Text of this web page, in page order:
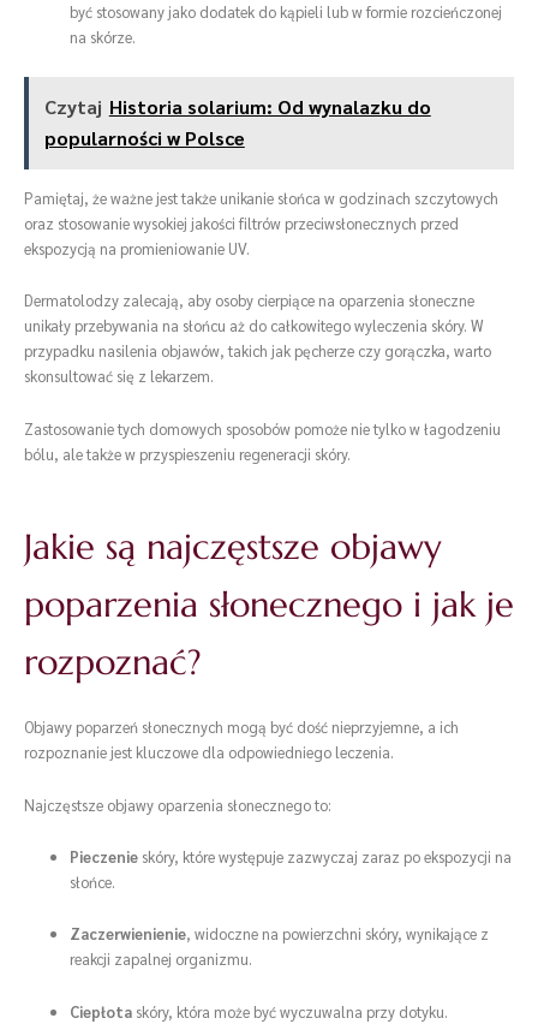
być stosowany jako dodatek do kąpieli lub w formie rozcieńczonej
na skórze.
Czytaj Historia solarium: Od wynalazku do
popularności w Polsce
Pamiętaj, że ważne jest także unikanie słońca w godzinach szczytowych
oraz stosowanie wysokiej jakości filtrów przeciwsłonecznych przed
ekspozycją na promieniowanie UV.
Dermatolodzy zalecają, aby osoby cierpiące na oparzenia słoneczne
unikały przebywania na słońcu aż do całkowitego wyleczenia skóry. W
przypadku nasilenia objawów, takich jak pęcherze czy gorączka, warto
skonsultować się z lekarzem.
Zastosowanie tych domowych sposobów pomoże nie tylko w łagodzeniu
bólu, ale także w przyspieszeniu regeneracji skóry.
Jakie są najczęstsze objawy
poparzenia słonecznego i jak je
rozpoznać?
Objawy poparzeń słonecznych mogą być dość nieprzyjemne, a ich
rozpoznanie jest kluczowe dla odpowiedniego leczenia.
Najczęstsze objawy oparzenia słonecznego to:
Pieczenie skóry, które występuje zazwyczaj zaraz po ekspozycji na
słońce.
Zaczerwienienie, widoczne na powierzchni skóry, wynikające z
reakcji zapalnej organizmu.
Ciepłota skóry, która może być wyczuwalna przy dotyku.